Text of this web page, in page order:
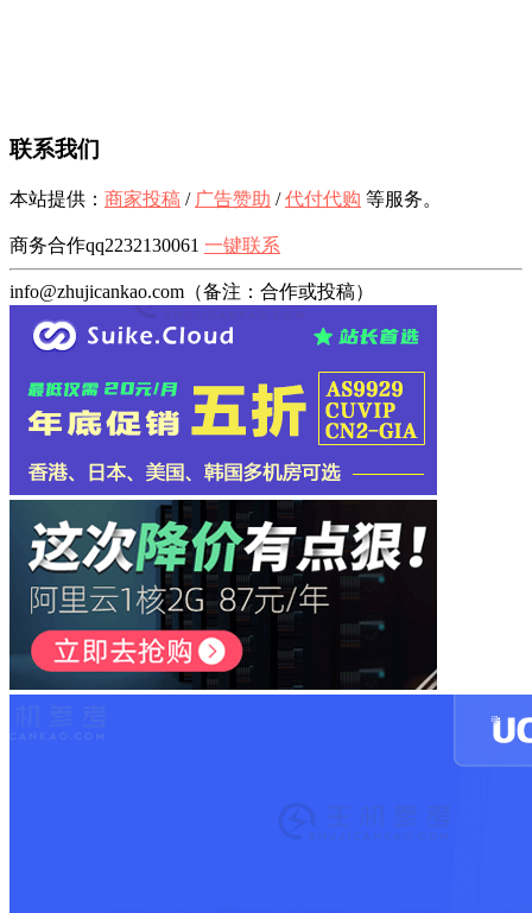
联系我们
本站提供： 商家投稿 / 广告赞助 /代付代购 等服务。
商务合作qq2232130061 一键联系
info@zhujicankao.com（备注：合作或投稿）